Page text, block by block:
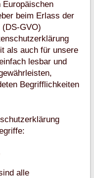
beim Erlass der
(DS-GVO)
als auch für unsere
lesbar und
Begrifflichkeiten
alle